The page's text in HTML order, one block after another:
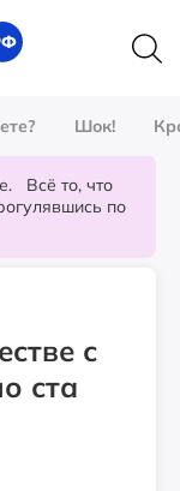
Шок!
Всё то, что
по
с
ста